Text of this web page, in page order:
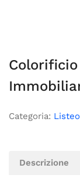
Categoria:
Descrizione